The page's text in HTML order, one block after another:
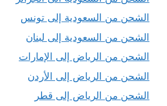
الشحن من السعودية إلى تونس
الشحن من السعودية إلى لبنان
الشحن من الرياض إلى الإمارات
الشحن من الرياض إلى الأردن
الشحن من الرياض إلى قطر